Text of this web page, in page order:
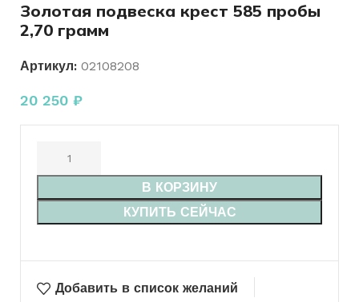
Золотая подвеска крест 585 пробы
2,70 грамм
Артикул: 02108208
20 250 ₽
В КОРЗИНУ
КУПИТЬ СЕЙЧАС
Добавить в список желаний